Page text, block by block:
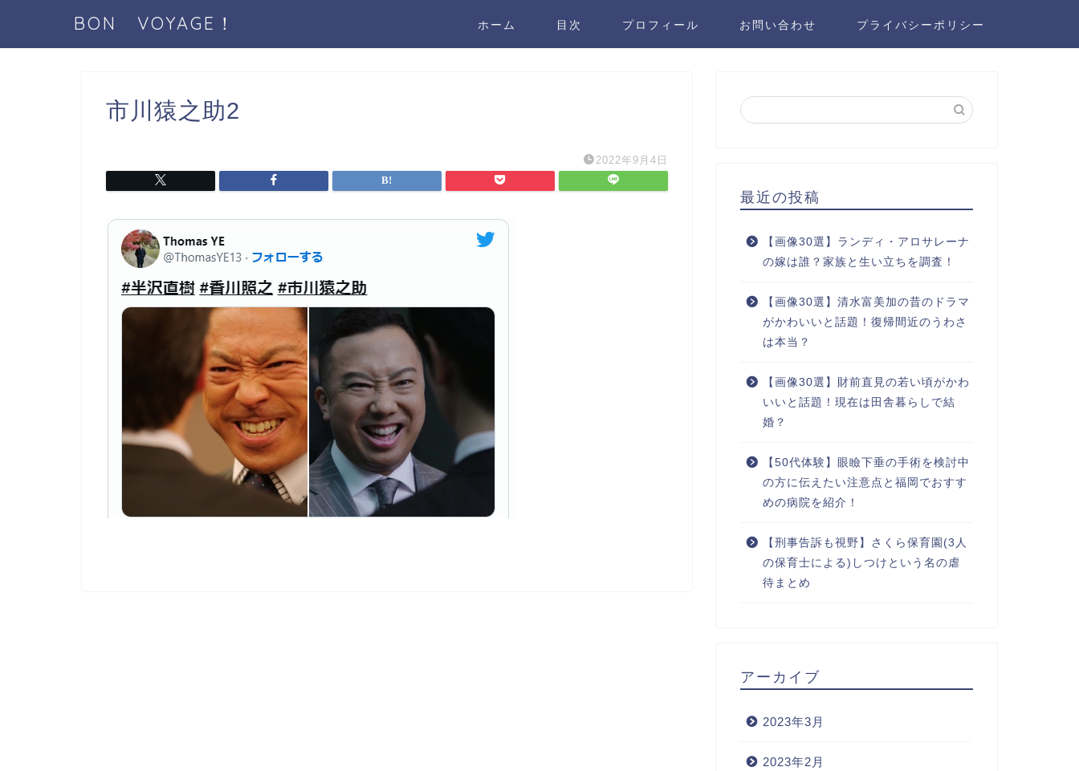
BON VOYAGE！ ホーム 目次 プロフィール お問い合わせ プライバシーポリシー
市川猿之助2
2022年9月4日
最近の投稿
【画像30選】ランディ・アロサレーナ
の嫁は誰？家族と生い立ちを調査！
【画像30選】清水富美加の昔のドラマ
がかわいいと話題！復帰間近のうわさ
は本当？
【画像30選】財前直見の若い頃がかわ
いいと話題！現在は田舎暮らしで結
婚？
【50代体験】眼瞼下垂の手術を検討中
の方に伝えたい注意点と福岡でおすす
めの病院を紹介！
【刑事告訴も視野】さくら保育園(3人
の保育士による)しつけという名の虐
待まとめ
アーカイブ
2023年3月
2023年2月